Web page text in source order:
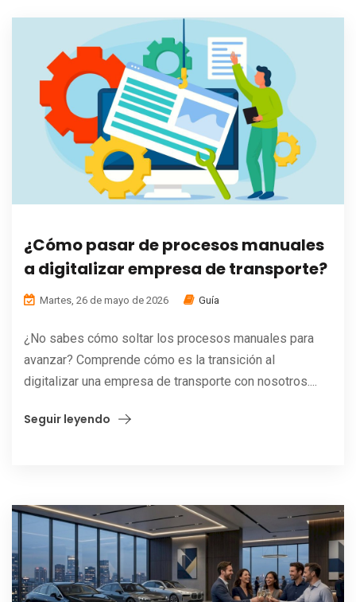
¿Cómo pasar de procesos manuales
a digitalizar empresa de transporte?
Martes, 26 de mayo de 2026 Guía
¿No sabes cómo soltar los procesos manuales para
avanzar? Comprende cómo es la transición al
digitalizar una empresa de transporte con nosotros....
Seguir leyendo